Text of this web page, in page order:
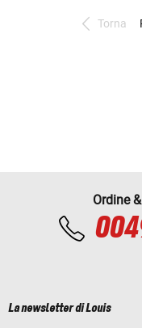
Torna
Ordine
La newsletter di Louis